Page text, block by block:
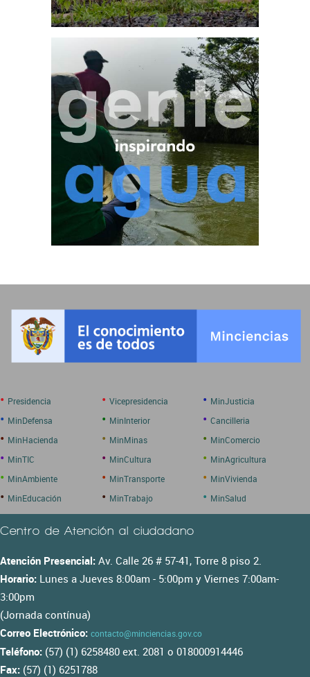
• Presidencia • Vicepresidencia • MinJusticia
• MinDefensa • MinInterior • Cancilleria
• MinHacienda • MinMinas • MinComercio
• MinTIC • MinCultura • MinAgricultura
• MinAmbiente • MinTransporte • MinVivienda
• MinEducación • MinTrabajo • MinSalud
Centro de Atención al ciudadano
Atención Presencial: Av. Calle 26 # 57-41, Torre 8 piso 2.
Horario: Lunes a Jueves 8:00am - 5:00pm y Viernes 7:00am-
3:00pm
(Jornada contínua)
Correo Electrónico: contacto@minciencias.gov.co
Teléfono: (57) (1) 6258480 ext. 2081 o 018000914446
Fax: (57) (1) 6251788